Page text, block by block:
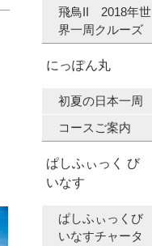
飛鳥II 2018年世
界一周クルーズ
にっぽん丸
初夏の日本一周
コースご案内
ぱしふぃっく び
いなす
ぱしふぃっくび
いなすチャータ